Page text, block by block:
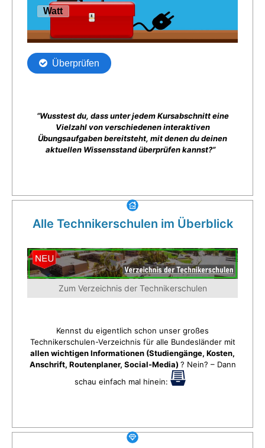
“Wusstest du, dass unter jedem Kursabschnitt eine
Vielzahl von verschiedenen interaktiven
Übungsaufgaben bereitsteht, mit denen du deinen
aktuellen Wissensstand überprüfen kannst?”
Alle Technikerschulen im Überblick
Zum Verzeichnis der Technikerschulen
Kennst du eigentlich schon unser großes
Technikerschulen-Verzeichnis für alle Bundesländer mit
allen wichtigen Informationen (Studiengänge, Kosten,
Anschrift, Routenplaner, Social-Media) ? Nein? – Dann
schau einfach mal hinein: